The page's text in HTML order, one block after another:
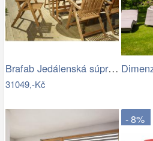
Brafab Jedálenská súprava EVERTON Mdum
31049,-Kč
- 8%